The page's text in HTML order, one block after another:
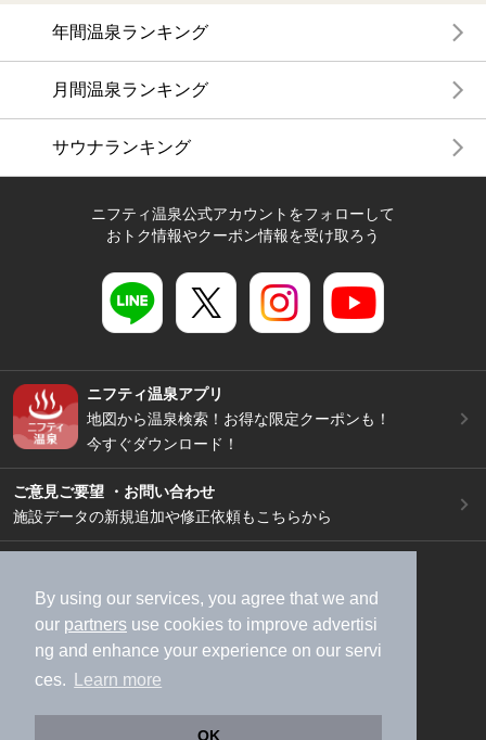
By using our services, you agree that we and
our partners use cookies to improve advertisi
ng and enhance your experience on our servi
ces.
Learn more
OK
年間温泉ランキング
月間温泉ランキング
サウナランキング
ニフティ温泉公式アカウントをフォローして
おトク情報やクーポン情報を受け取ろう
ニフティ温泉アプリ
地図から温泉検索！お得な限定クーポンも！
今すぐダウンロード！
ご意見ご要望 ・お問い合わせ
施設データの新規追加や修正依頼もこちらから
加盟店募集（資料請求）
広告出稿のご案内
利用規約
ライフスタイルMEMBERS+規約
特定商取引法に基づく表記
ヘルプ
採用情報
運営会社